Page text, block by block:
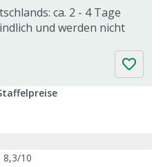
ca. 2 - 4 Tage
und werden nicht
8,3/10